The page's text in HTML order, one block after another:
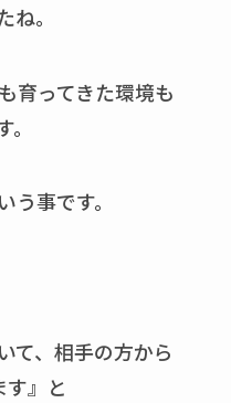
。
育ってきた環境も
事です。
て、相手の方から
す』と